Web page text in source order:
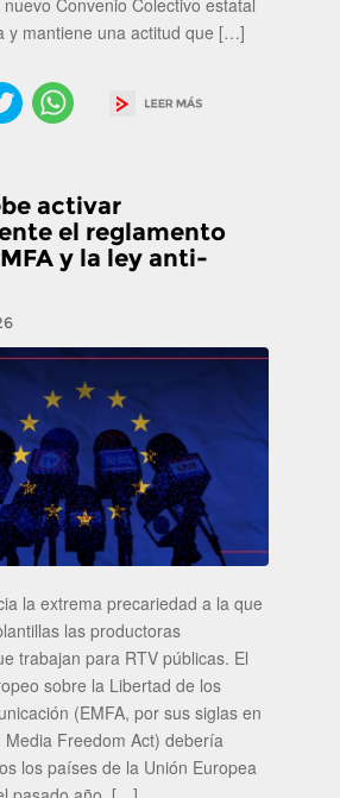
y mantiene una actitud que […]
activar
el reglamento
y la ley anti-
la extrema precariedad a la que
las productoras
trabajan para RTV públicas. El
sobre la Libertad de los
(EMFA, por sus siglas en
Media Freedom Act) debería
los países de la Unión Europea